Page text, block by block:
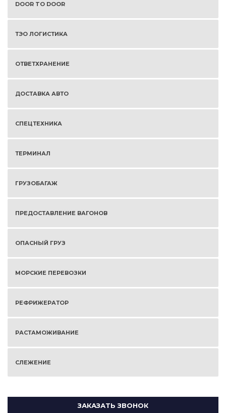
DOOR TO DOOR
ТЭО ЛОГИСТИКА
ОТВЕТХРАНЕНИЕ
ДОСТАВКА АВТО
СПЕЦТЕХНИКА
ТЕРМИНАЛ
ГРУЗОБАГАЖ
ПРЕДОСТАВЛЕНИЕ ВАГОНОВ
ОПАСНЫЙ ГРУЗ
МОРСКИЕ ПЕРЕВОЗКИ
РЕФРИЖЕРАТОР
РАСТАМОЖИВАНИЕ
СЛЕЖЕНИЕ
ЗАКАЗАТЬ ЗВОНОК